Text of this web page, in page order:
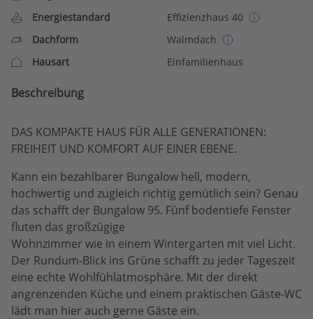
Energiestandard
Effizienzhaus 40
Dachform
Walmdach
Hausart
Einfamilienhaus
Beschreibung
DAS KOMPAKTE HAUS FÜR ALLE GENERATIONEN:
FREIHEIT UND KOMFORT AUF EINER EBENE.
Kann ein bezahlbarer Bungalow hell, modern,
hochwertig und zugleich richtig gemütlich sein? Genau
das schafft der Bungalow 95. Fünf bodentiefe Fenster
fluten das großzügige
Wohnzimmer wie in einem Wintergarten mit viel Licht.
Der Rundum-Blick ins Grüne schafft zu jeder Tageszeit
eine echte Wohlfühlatmosphäre. Mit der direkt
angrenzenden Küche und einem praktischen Gäste-WC
lädt man hier auch gerne Gäste ein.